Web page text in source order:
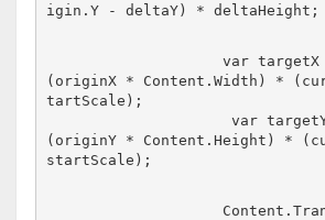
igin.Y - deltaY) * deltaHeight;
var targetX =
(originX * Content.Width) *
tartScale);
var targetY =
(originY * Content.Height) *
startScale);